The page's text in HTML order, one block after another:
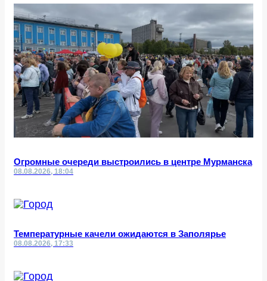
Огромные очереди выстроились в центре Мурманска
08.08.2026, 18:04
Температурные качели ожидаются в Заполярье
08.08.2026, 17:33